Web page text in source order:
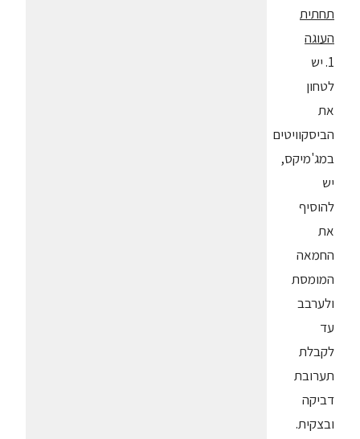
תחתית
העוגה
1. יש
לטחון
את
הביסקוויטים
במג'מיקס,
יש
להוסיף
את
החמאה
המומסת
ולערבב
עד
לקבלת
תערובת
דביקה
ובצקית.